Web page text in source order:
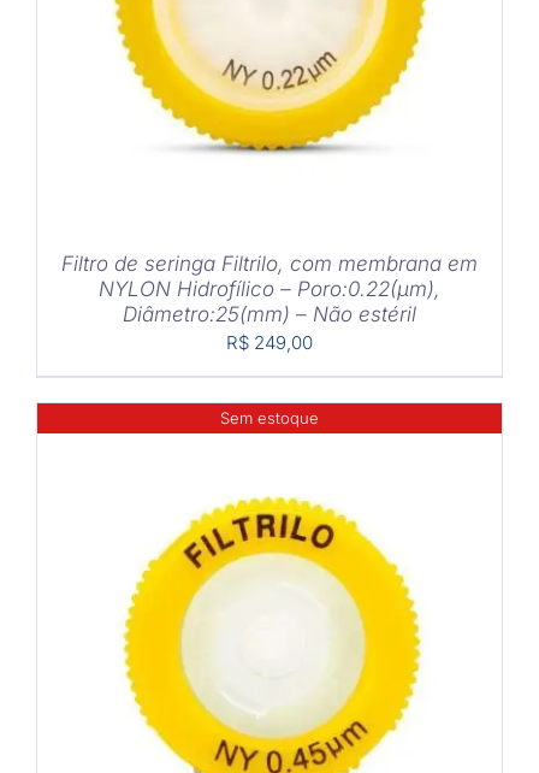
Filtro de seringa Filtrilo, com membrana em
NYLON Hidrofílico – Poro:0.22(μm),
Diâmetro:25(mm) – Não estéril
R$ 249,00
Sem estoque